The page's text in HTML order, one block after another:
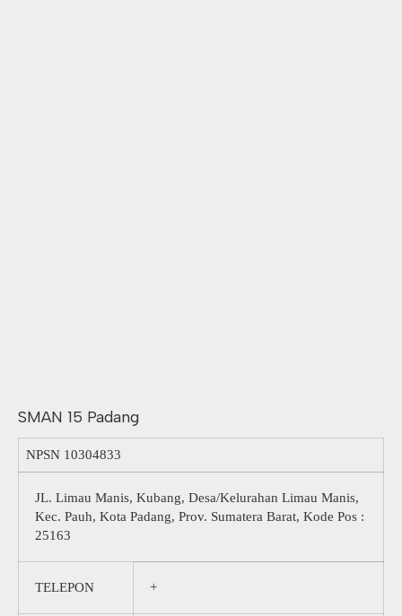
SMAN 15 Padang
NPSN 10304833
JL. Limau Manis, Kubang, Desa/Kelurahan Limau Manis,
Kec. Pauh, Kota Padang, Prov. Sumatera Barat, Kode Pos :
25163
TELEPON +